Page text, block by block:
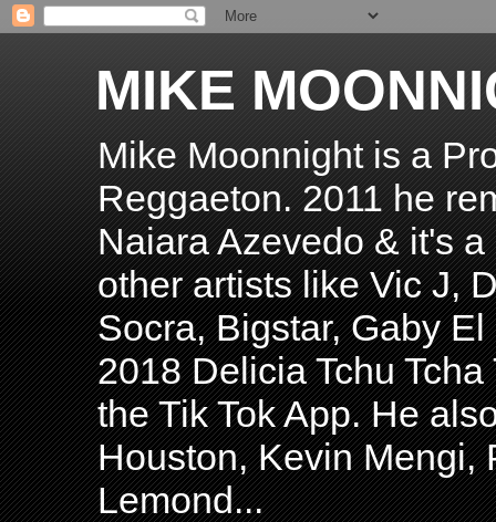
MIKE
Mike Moonnight is a
Reggaeton. 2011 he
Naiara Azevedo & it's
other artists like Vic J,
Socra, Bigstar, Gaby
2018 Delicia Tchu
the Tik Tok App. He
Houston, Kevin Mengi,
Lemond...